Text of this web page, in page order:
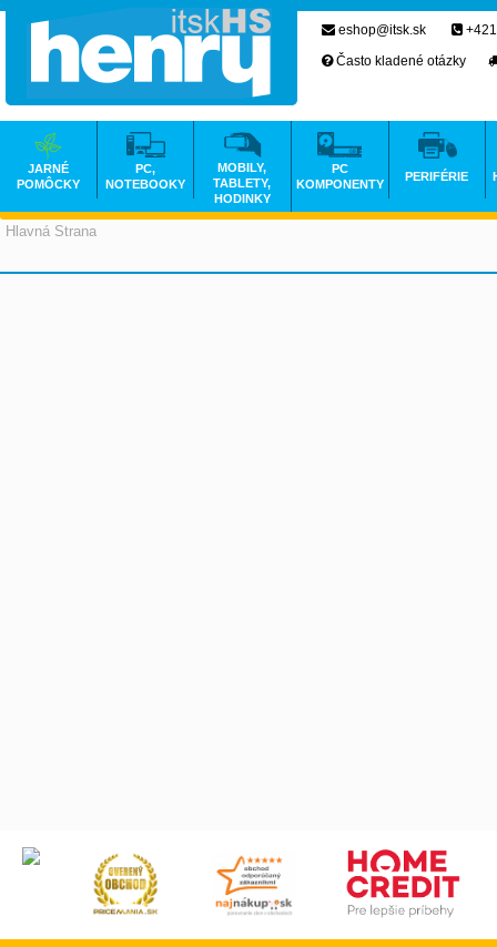
Hlavná Strana
eshop@itsk.sk
Často kladené otázky
JARNÉ
POMÔCKY
PC,
NOTEBOOKY
MOBILY,
TABLETY,
HODINKY
PC
KOMPONENTY
PERIFÉRIE